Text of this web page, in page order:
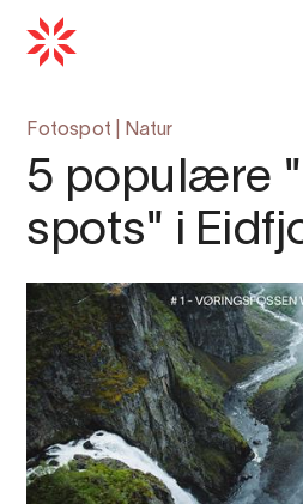
Fotospot Natur
5 populære
spots" i